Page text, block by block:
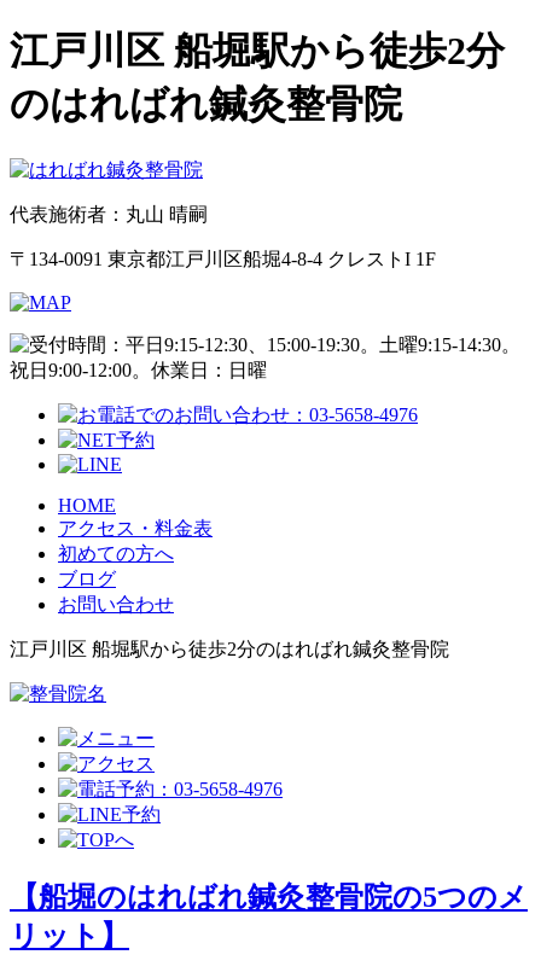
江戸川区 船堀駅から徒歩2分
のはればれ鍼灸整骨院
代表施術者：丸山 晴嗣
〒134-0091 東京都江戸川区船堀4-8-4 クレストI 1F
HOME
アクセス・料金表
初めての方へ
ブログ
お問い合わせ
江戸川区 船堀駅から徒歩2分のはればれ鍼灸整骨院
【船堀のはればれ鍼灸整骨院の5つのメ
リット】